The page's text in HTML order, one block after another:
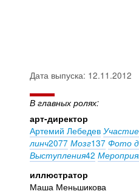
Дата выпуска: 12.11.2012
В главных ролях:
арт-директор
Артемий Лебедев
линч2077 Мозг137 Фото
Выступления42
иллюстратор
Маша Меньшикова